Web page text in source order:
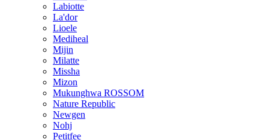
Labiotte
La'dor
Lioele
Mediheal
Mijin
Milatte
Missha
Mizon
Mukunghwa ROSSOM
Nature Republic
Newgen
Nohj
Petitfee